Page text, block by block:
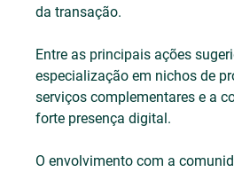
da transação.
Entre as principais ações
especialização em nichos de
serviços complementares e a
forte presença digital.
O envolvimento com a